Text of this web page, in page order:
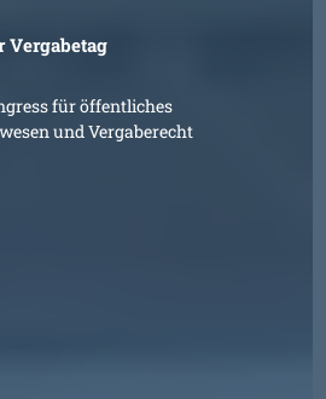
Vergabetag
für öffentliches
und Vergaberecht
nicht veröffentlicht.